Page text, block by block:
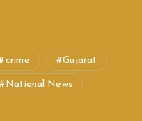
crime Gujarat
National News